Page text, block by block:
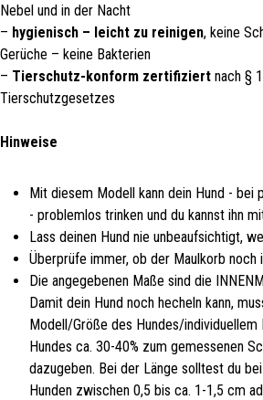
Nebel und in der Nacht
– hygienisch – leicht zu reinigen, keine
Gerüche – keine Bakterien
– Tierschutz-konform zertifiziert nach §
Tierschutzgesetzes
Hinweise
Mit diesem Modell kann dein Hund - bei
- problemlos trinken und du kannst ihn
Lass deinen Hund nie unbeaufsichtigt,
Überprüfe immer, ob der Maulkorb noch
Die angegebenen Maße sind die
Damit dein Hund noch hecheln kann,
Modell/Größe des Hundes/
Hundes ca. 30-40% zum gemessenen
dazugeben. Bei der Länge solltest du
Hunden zwischen 0,5 bis ca. 1-1,5 cm